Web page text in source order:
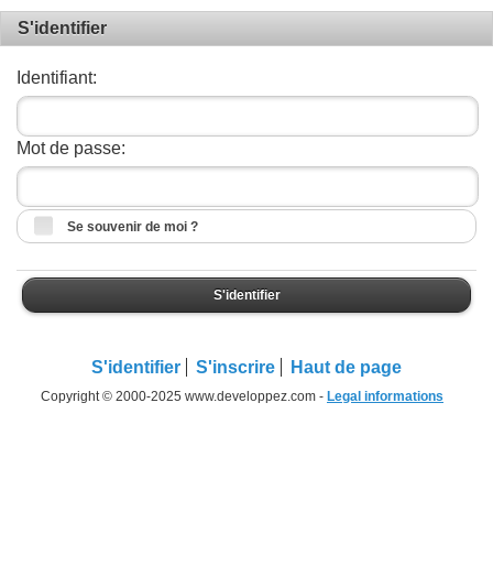
S'identifier
Identifiant:
Mot de passe:
Se souvenir de moi ?
S'identifier
S'identifier S'inscrire Haut de page
Copyright © 2000-2025 www.developpez.com - Legal informations